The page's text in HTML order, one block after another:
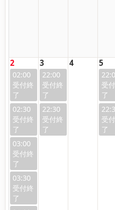
2
02:00
02:30
03:00
03:30
3
22:00
22:30
4 5